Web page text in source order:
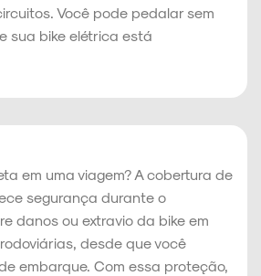
Você pode pedalar sem
sua bike elétrica está
em uma viagem? A cobertura de
segurança durante o
danos ou extravio da bike em
desde que você
embarque. Com essa proteção,